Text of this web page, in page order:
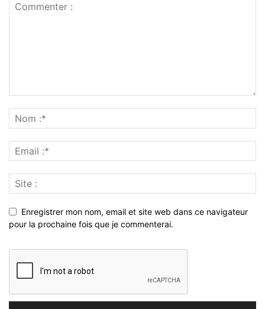
Enregistrer mon nom, email et site web dans ce navigateur
pour la prochaine fois que je commenterai.